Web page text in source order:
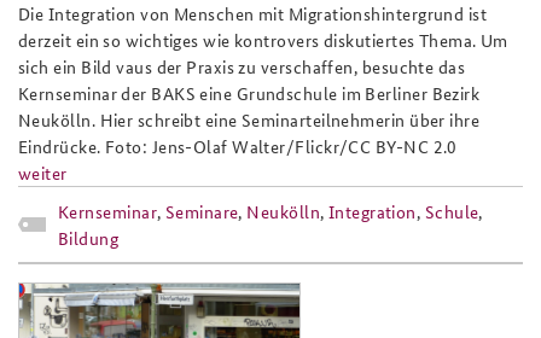
Die Integration von Menschen mit Migrationshintergrund ist
derzeit ein so wichtiges wie kontrovers diskutiertes Thema. Um
sich ein Bild vaus der Praxis zu verschaffen, besuchte das
Kernseminar der BAKS eine Grundschule im Berliner Bezirk
Neukölln. Hier schreibt eine Seminarteilnehmerin über ihre
Eindrücke. Foto: Jens-Olaf Walter/Flickr/CC BY-NC 2.0
weiter
Kernseminar, Seminare, Neukölln, Integration, Schule,
Bildung
ks17_neukoelln_slider.png